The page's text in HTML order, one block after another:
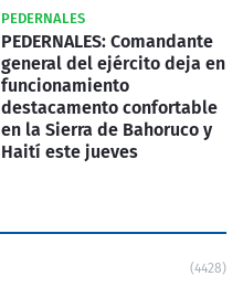
PEDERNALES
PEDERNALES: Comandante
general del ejército deja en
funcionamiento
destacamento confortable
en la Sierra de Bahoruco y
Haití este jueves
(4428)